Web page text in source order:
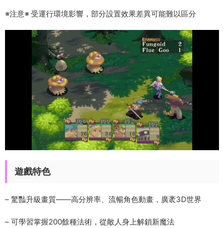
※注意※ 受運行環境影響，部分設置效果差異可能難以區分
遊戲特色
– 驚豔升級畫質——高分辨率、流暢角色動畫，廣袤3D世界
– 可學習掌握200餘種法術，從敵人身上解鎖新魔法